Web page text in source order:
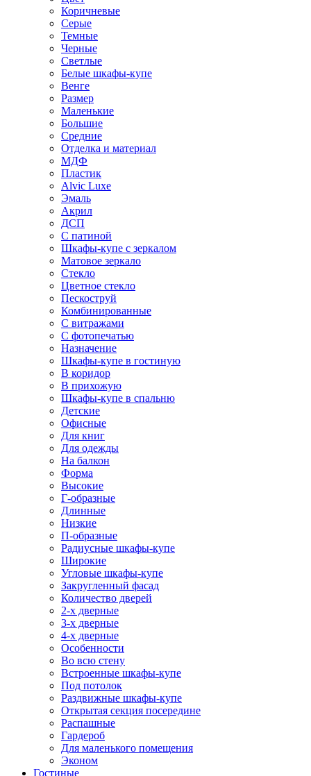
Коричневые
Серые
Темные
Черные
Светлые
Белые шкафы-купе
Венге
Размер
Маленькие
Большие
Средние
Отделка и материал
МДФ
Пластик
Alvic Luxe
Эмаль
Акрил
ДСП
С патиной
Шкафы-купе с зеркалом
Матовое зеркало
Стекло
Цветное стекло
Пескоструй
Комбинированные
С витражами
С фотопечатью
Назначение
Шкафы-купе в гостиную
В коридор
В прихожую
Шкафы-купе в спальню
Детские
Офисные
Для книг
Для одежды
На балкон
Форма
Высокие
Г-образные
Длинные
Низкие
П-образные
Радиусные шкафы-купе
Широкие
Угловые шкафы-купе
Закругленный фасад
Количество дверей
2-х дверные
3-х дверные
4-х дверные
Особенности
Во всю стену
Встроенные шкафы-купе
Под потолок
Раздвижные шкафы-купе
Открытая секция посередине
Распашные
Гардероб
Для маленького помещения
Эконом
Гостиные